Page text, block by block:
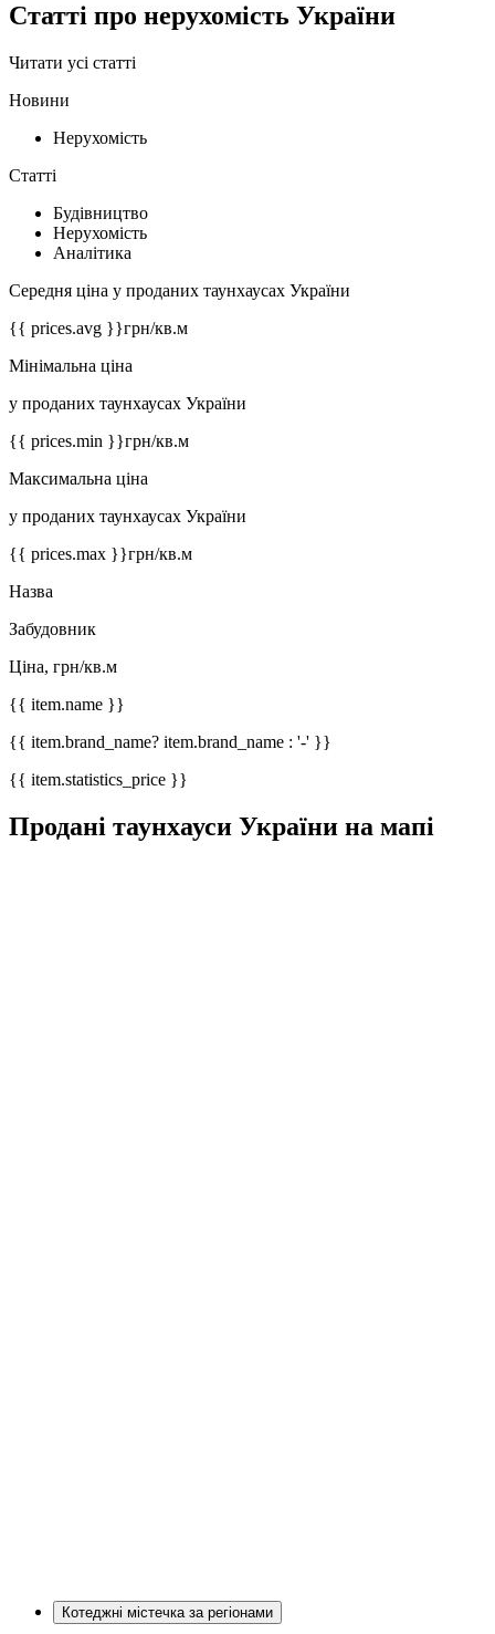
Статті про нерухомість України
Читати усі статті
Новини
Нерухомість
Статті
Будівництво
Нерухомість
Аналітика
Середня ціна у проданих таунхаусах України
{{ prices.avg }}грн/кв.м
Мінімальна ціна
у проданих таунхаусах України
{{ prices.min }}грн/кв.м
Максимальна ціна
у проданих таунхаусах України
{{ prices.max }}грн/кв.м
Назва
Забудовник
Ціна, грн/кв.м
{{ item.name }}
{{ item.brand_name? item.brand_name : '-' }}
{{ item.statistics_price }}
Продані таунхауси України на мапі
Котеджні містечка за регіонами